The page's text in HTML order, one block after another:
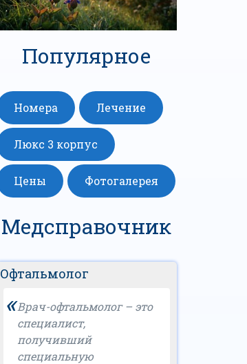
Популярное
Номера Лечение
Люкс 3 корпус
Цены Фотогалерея
Медсправочник
Офтальмолог
«Врач-офтальмолог – это
специалист,
получивший
специальную